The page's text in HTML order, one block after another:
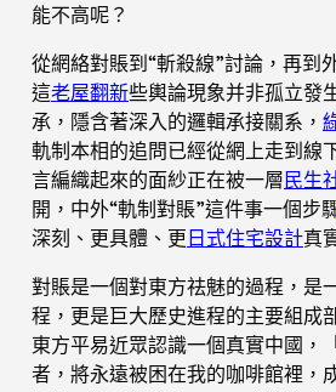
能不高呢？
從網絡對賬到“斬殺線”討論，再到
這老屋翻新些輿論現象并非孤立發
承，隱含著深入的邏輯承接關系，
軌制本相的追問已經從網上走到線
言編織起來的面紗正在被一層民生
開，中外“軌制對賬”這件事一個步
深刻、更具體、更日式住宅設計真
對賬是一個對東方祛魅的過程，是
程，更是巨大歷史進程的主要組成
東方平易近眾認識一個真實中國，
者，將永遠被困在我的咖啡館裡，